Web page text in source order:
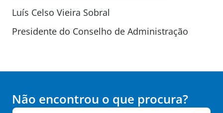
Luís Celso Vieira Sobral
Presidente do Conselho de Administração
Não encontrou o que procura?